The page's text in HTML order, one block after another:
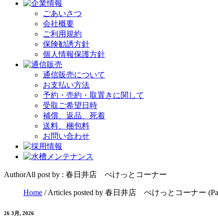
ごあいさつ
会社概要
ご利用規約
保険勧誘方針
個人情報保護方針
通信販売について
お支払い方法
予約・売約・取置きに関して
受取ご希望日時
補償、返品、死着
送料、梱包料
お問い合わせ
AuthorAll post by : 春日井店 ぺけっとコーナー
Home /Articles posted by 春日井店 ぺけっとコーナー
26 3月, 2026